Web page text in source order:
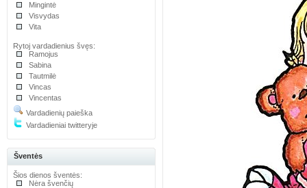
Mingintė
Visvydas
Vita
Rytoj vardadienius švęs:
Ramojus
Sabina
Tautmilė
Vincas
Vincentas
Vardadienių paieška
Vardadieniai twitteryje
Šventės
Šios dienos šventės:
Nėra švenčių